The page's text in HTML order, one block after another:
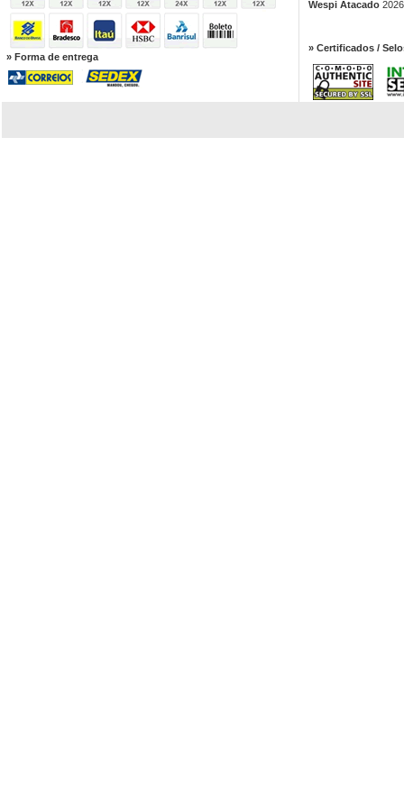
» Forma de entrega
Wespi Atacado
» Certificados /